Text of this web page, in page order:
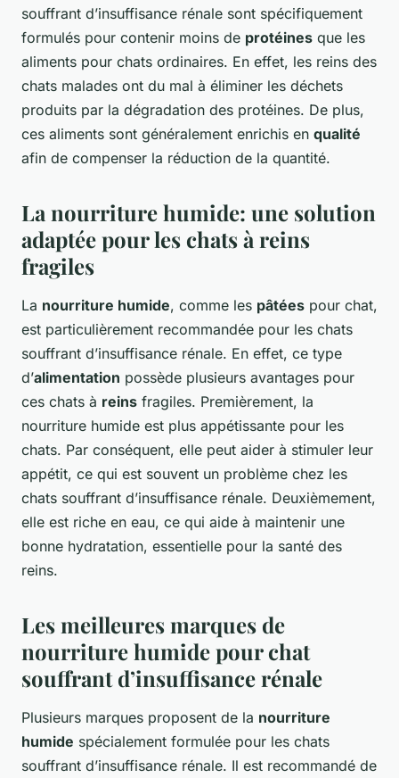
souffrant d’insuffisance rénale sont spécifiquement
formulés pour contenir moins de protéines que les
aliments pour chats ordinaires. En effet, les reins des
chats malades ont du mal à éliminer les déchets
produits par la dégradation des protéines. De plus,
ces aliments sont généralement enrichis en qualité
afin de compenser la réduction de la quantité.
La nourriture humide: une solution
adaptée pour les chats à reins
fragiles
La nourriture humide, comme les pâtées pour chat,
est particulièrement recommandée pour les chats
souffrant d’insuffisance rénale. En effet, ce type
d’alimentation possède plusieurs avantages pour
ces chats à reins fragiles. Premièrement, la
nourriture humide est plus appétissante pour les
chats. Par conséquent, elle peut aider à stimuler leur
appétit, ce qui est souvent un problème chez les
chats souffrant d’insuffisance rénale. Deuxièmement,
elle est riche en eau, ce qui aide à maintenir une
bonne hydratation, essentielle pour la santé des
reins.
Les meilleures marques de
nourriture humide pour chat
souffrant d’insuffisance rénale
Plusieurs marques proposent de la nourriture
humide spécialement formulée pour les chats
souffrant d’insuffisance rénale. Il est recommandé de